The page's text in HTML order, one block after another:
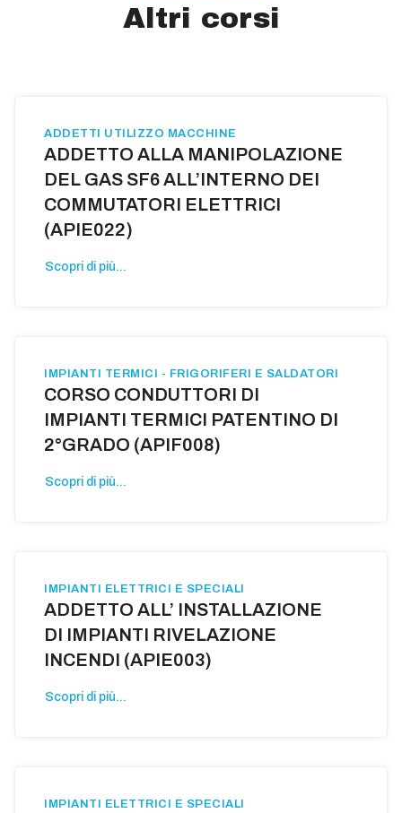
Altri corsi
ADDETTI UTILIZZO MACCHINE
ADDETTO ALLA MANIPOLAZIONE
DEL GAS SF6 ALL’INTERNO DEI
COMMUTATORI ELETTRICI
(APIE022)
Scopri di più...
IMPIANTI TERMICI - FRIGORIFERI E SALDATORI
CORSO CONDUTTORI DI
IMPIANTI TERMICI PATENTINO DI
2°GRADO (APIF008)
Scopri di più...
IMPIANTI ELETTRICI E SPECIALI
ADDETTO ALL’ INSTALLAZIONE
DI IMPIANTI RIVELAZIONE
INCENDI (APIE003)
Scopri di più...
IMPIANTI ELETTRICI E SPECIALI